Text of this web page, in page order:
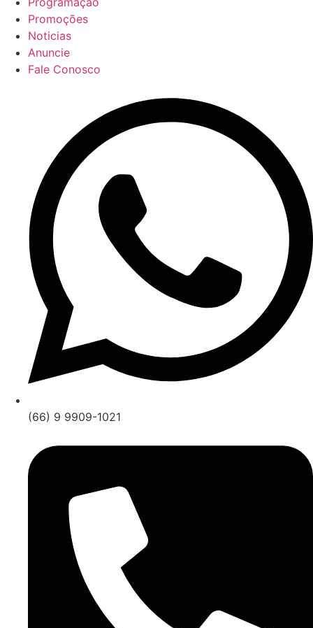
Promoções
Noticias
Anuncie
Fale Conosco
(66) 9 9909-1021